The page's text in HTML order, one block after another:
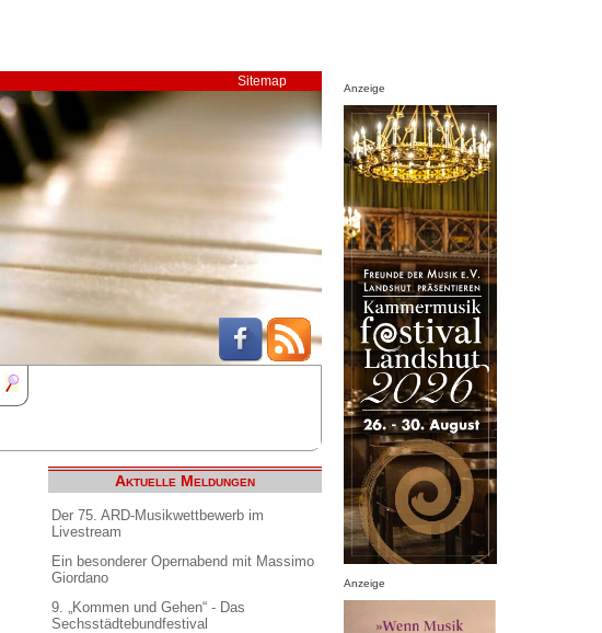
Sitemap
Aktuelle Meldungen
Der 75. ARD-Musikwettbewerb im
Livestream
Ein besonderer Opernabend mit Massimo
Giordano
9. „Kommen und Gehen“ - Das
Sechsstädtebundfestival
Anzeige
Anzeige